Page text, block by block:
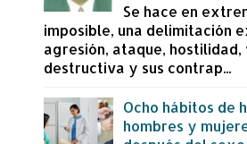
Se hace en
imposible, una delimitación
agresión, ataque, hostilidad,
destructiva y sus contrap...
Ocho hábitos de
hombres y